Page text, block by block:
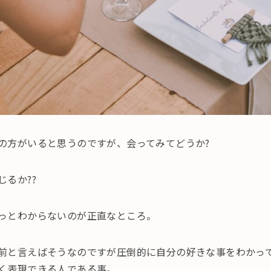
方がいると思うのですが、会ってみてどうか?
るか??
とわからないのが正直なところ。
と言えばそうなのですが圧倒的に自分の好きな事をわかっ